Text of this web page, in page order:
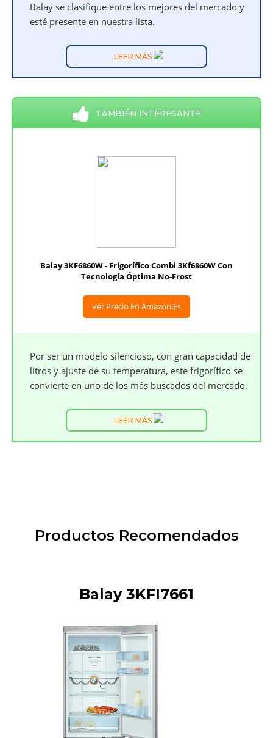
Balay se clasifique entre los mejores del mercado y
esté presente en nuestra lista.
LEER MÁS
TAMBIÉN INTERESANTE
Balay 3KF6860W - Frigorífico Combi 3Kf6860W Con
Tecnología Óptima No-Frost
Ver Precio En Amazon.es
Por ser un modelo silencioso, con gran capacidad de
litros y ajuste de su temperatura, este frigorífico se
convierte en uno de los más buscados del mercado.
LEER MÁS
Productos Recomendados
Balay 3KFI7661